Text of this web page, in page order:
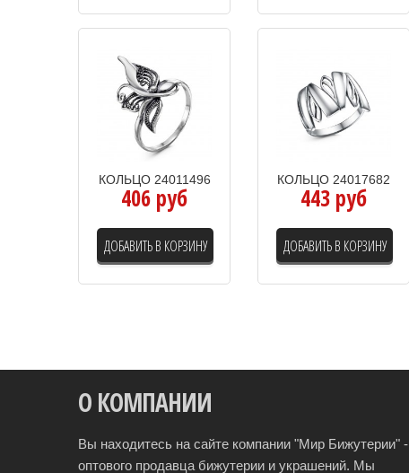
КОЛЬЦО 24011496
406 руб
ДОБАВИТЬ В КОРЗИНУ
КОЛЬЦО 24017682
443 руб
ДОБАВИТЬ В КОРЗИНУ
О КОМПАНИИ
Вы находитесь на сайте компании "Мир Бижутерии" -
оптового продавца бижутерии и украшений. Мы